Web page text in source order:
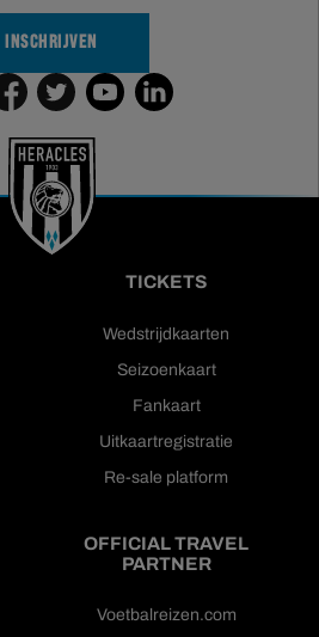
INSCHRIJVEN
TICKETS
Wedstrijdkaarten
Seizoenkaart
Fankaart
Uitkaartregistratie
Re-sale platform
OFFICIAL TRAVEL
PARTNER
Voetbalreizen.com